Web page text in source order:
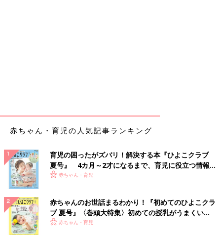
赤ちゃん・育児の人気記事ランキング
育児の困ったがズバリ！解決する本『ひよこクラブ
夏号』 4カ月～2才になるまで、育児に役立つ情報が
いっぱい！
赤ちゃん・育児
赤ちゃんのお世話まるわかり！『初めてのひよこクラ
ブ 夏号』〈巻頭大特集〉初めての授乳がうまくい
く！ おっぱい・ミルクの基本と夏のトラブル 解決テ
赤ちゃん・育児